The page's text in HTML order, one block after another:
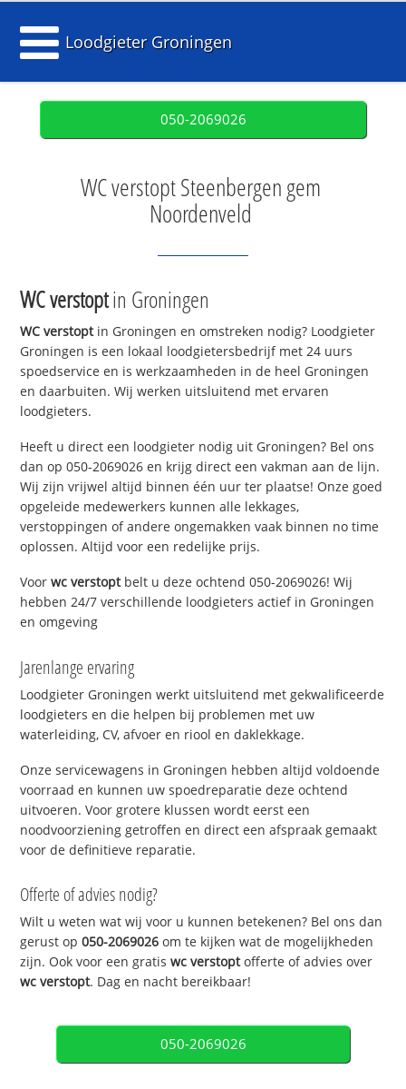
Loodgieter Groningen
050-2069026
WC verstopt Steenbergen gem
Noordenveld
WC verstoptin Groningen
WC verstoptin Groningen en omstreken nodig? Loodgieter
Groningen is een lokaal loodgietersbedrijf met 24 uurs
spoedservice en is werkzaamheden in de heel Groningen
en daarbuiten. Wij werken uitsluitend met ervaren
loodgieters.
Heeft u direct een loodgieter nodig uit Groningen? Bel ons
dan op 050-2069026 en krijg direct een vakman aan de lijn.
Wij zijn vrijwel altijd binnen één uur ter plaatse! Onze goed
opgeleide medewerkers kunnen alle lekkages,
verstoppingen of andere ongemakken vaak binnen no time
oplossen. Altijd voor een redelijke prijs.
Voorwc verstoptbelt u deze ochtend 050-2069026! Wij
hebben 24/7 verschillende loodgieters actief in Groningen
en omgeving
Jarenlange ervaring
Loodgieter Groningen werkt uitsluitend met gekwalificeerde
loodgieters en die helpen bij problemen met uw
waterleiding, CV, afvoer en riool en daklekkage.
Onze servicewagens in Groningen hebben altijd voldoende
voorraad en kunnen uw spoedreparatie deze ochtend
uitvoeren. Voor grotere klussen wordt eerst een
noodvoorziening getroffen en direct een afspraak gemaakt
voor de definitieve reparatie.
Offerte of advies nodig?
Wilt u weten wat wij voor u kunnen betekenen? Bel ons dan
gerust op050-2069026 om te kijken wat de mogelijkheden
zijn. Ook voor een gratiswc verstoptofferte of advies over
wc verstopt. Dag en nacht bereikbaar!
050-2069026